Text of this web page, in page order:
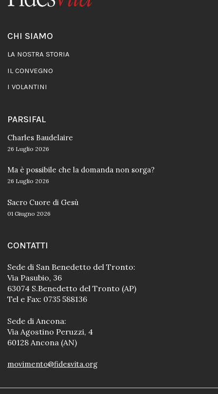
CHI SIAMO
LA NOSTRA STORIA
IL CONVEGNO
I VOLANTINI
PARSIFAL
Charles Baudelaire
26 Luglio 2026
Ma è possibile che la domanda non sorga?
26 Luglio 2026
Sacro Cuore di Gesù
01 Giugno 2026
CONTATTI
Sede di San Benedetto del Tronto:
Via Pasubio, 36
63074 S.Benedetto del Tronto (AP)
Tel e Fax: 0735 588136
Sede di Ancona:
Via Agostino Peruzzi, 4
60128 Ancona (AN)
movimento@fidesvita.org